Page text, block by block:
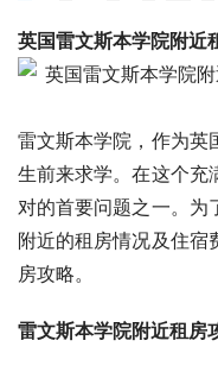
英国雷文斯本学院附近
雷文斯本学院，作为英
生前来求学。在这个充
对的首要问题之一。为
附近的租房情况及住宿
房攻略。
雷文斯本学院附近租房